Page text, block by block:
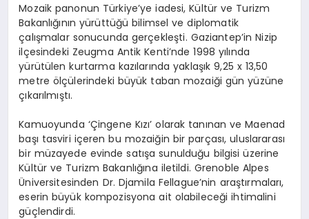
Mozaik panonun Türkiye’ye iadesi, Kültür ve Turizm
Bakanlığının yürüttüğü bilimsel ve diplomatik
çalışmalar sonucunda gerçekleşti. Gaziantep’in Nizip
ilçesindeki Zeugma Antik Kenti’nde 1998 yılında
yürütülen kurtarma kazılarında yaklaşık 9,25 x 13,50
metre ölçülerindeki büyük taban mozaiği gün yüzüne
çıkarılmıştı.
Kamuoyunda ‘Çingene Kızı’ olarak tanınan ve Maenad
başı tasviri içeren bu mozaiğin bir parçası, uluslararası
bir müzayede evinde satışa sunulduğu bilgisi üzerine
Kültür ve Turizm Bakanlığına iletildi. Grenoble Alpes
Üniversitesinden Dr. Djamila Fellague’nin araştırmaları,
eserin büyük kompozisyona ait olabileceği ihtimalini
güçlendirdi.